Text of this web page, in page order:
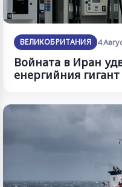
ВЕЛИКОБРИТАНИЯ 4
Войната в Иран
енергийния гигант